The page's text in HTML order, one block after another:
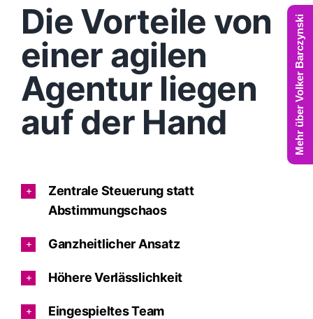
Die Vorteile von
einer agilen
Agentur liegen
auf der Hand
Zentrale Steuerung statt
Abstimmungschaos
Ganzheitlicher Ansatz
Höhere Verlässlichkeit
Eingespieltes Team
Mehr über Volker Barczynski